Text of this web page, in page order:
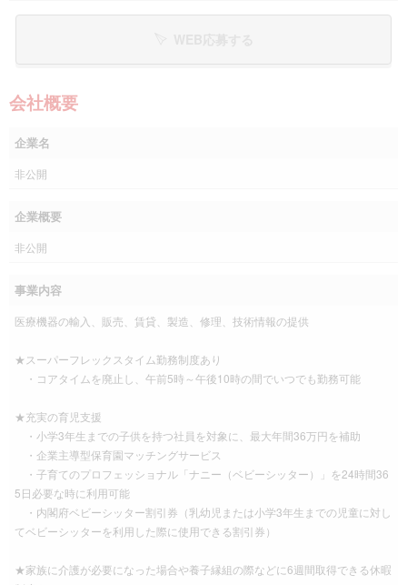
会社概要
企業名
非公開
企業概要
非公開
事業内容
医療機器の輸入、販売、賃貸、製造、修理、技術情報の提供
★スーパーフレックスタイム勤務制度あり
・コアタイムを廃止し、午前5時～午後10時の間でいつでも勤務可能
★充実の育児支援
・小学3年生までの子供を持つ社員を対象に、最大年間36万円を補助
・企業主導型保育園マッチングサービス
・子育てのプロフェッショナル「ナニー（ベビーシッター）」を24時間36
5日必要な時に利用可能
・内閣府ベビーシッター割引券（乳幼児または小学3年生までの児童に対し
てベビーシッターを利用した際に使用できる割引券）
★家族に介護が必要になった場合や養子縁組の際などに6週間取得できる休暇